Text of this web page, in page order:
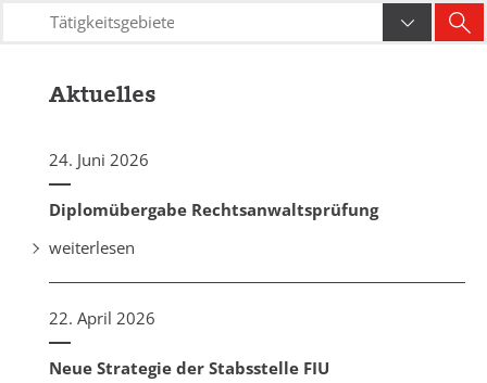
Aktuelles
24. Juni 2026
Diplomübergabe Rechtsanwaltsprüfung
weiterlesen
22. April 2026
Neue Strategie der Stabsstelle FIU